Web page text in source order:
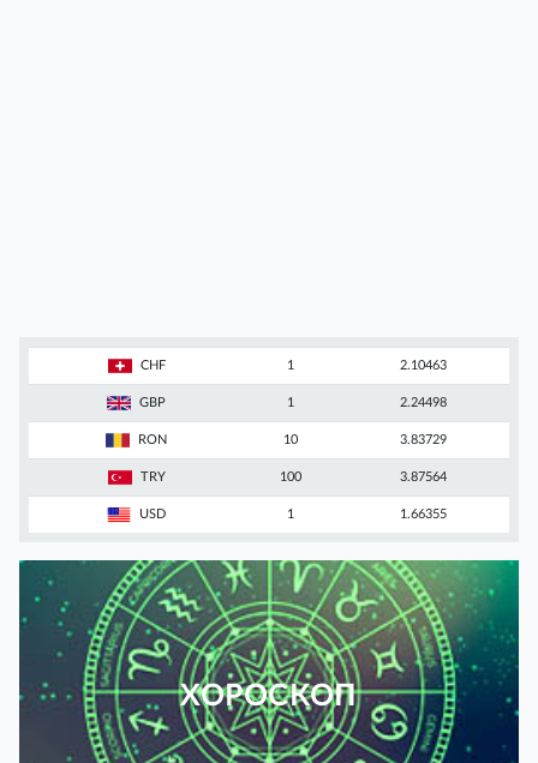
CHF 1 2.10463
GBP 1 2.24498
RON 10 3.83729
TRY 100 3.87564
USD 1 1.66355
ХОРОСКОП